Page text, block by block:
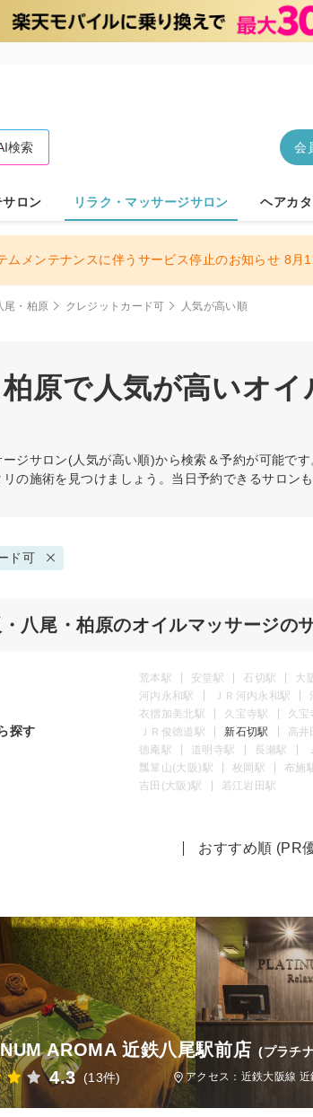
会
検索
サロン リラク・マッサージサロン ヘアカ
ムメンテナンスに伴うサービス停止のお知らせ 8
尾・柏原 クレジットカード可 人気が高い順
原で人気が高いオ
ジサロン(人気が高い順)から検索＆予約が可能で
の施術を見つけましょう。当日予約できるサロンも
ド可
八尾・柏原のオイルマッサージの
探す
荒本駅 安堂駅 石切駅 大
河内永和駅
ＪＲ河内永和駅
衣摺加美北駅
久宝寺駅 久宝
ＪＲ俊徳道駅
新石切駅 高井
徳庵駅
道明寺駅 長瀬駅
瓢箪山(大阪)駅
枚岡駅 布施
吉田(大阪)駅
若江岩田駅
おすすめ順 (PR
AROMA 近鉄八尾駅前店 (プラチ
4.3 (13件) アクセス：近鉄大阪線